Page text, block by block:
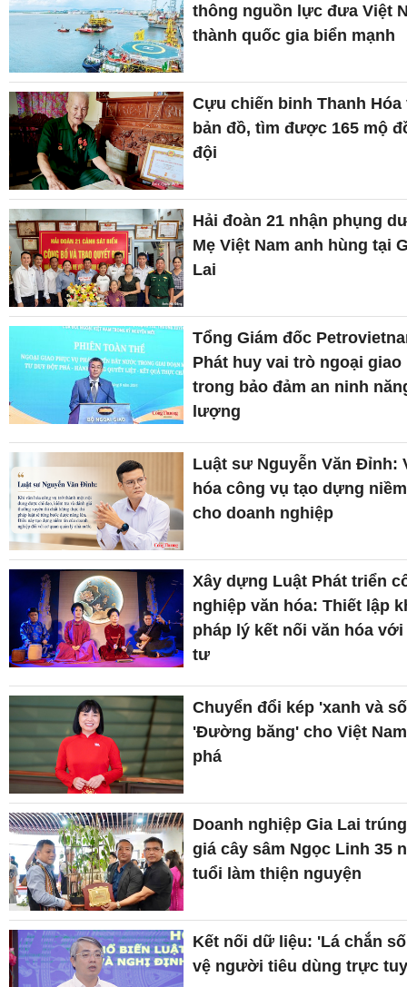
thông nguồn lực đưa Việt
thành quốc gia biển mạnh
Cựu chiến binh Thanh Hóa
bản đồ, tìm được 165 mộ
đội
Hải đoàn 21 nhận phụng
Mẹ Việt Nam anh hùng tại
Lai
Tổng Giám đốc
Phát huy vai trò ngoại giao
trong bảo đảm an ninh
lượng
Luật sư Nguyễn Văn Đỉnh:
hóa công vụ tạo dựng
cho doanh nghiệp
Xây dựng Luật Phát triển
nghiệp văn hóa: Thiết lập
pháp lý kết nối văn hóa với
tư
Chuyển đổi kép 'xanh và
'Đường băng' cho Việt
phá
Doanh nghiệp Gia Lai
giá cây sâm Ngọc Linh 35
tuổi làm thiện nguyện
Kết nối dữ liệu: 'Lá chắn
vệ người tiêu dùng trực